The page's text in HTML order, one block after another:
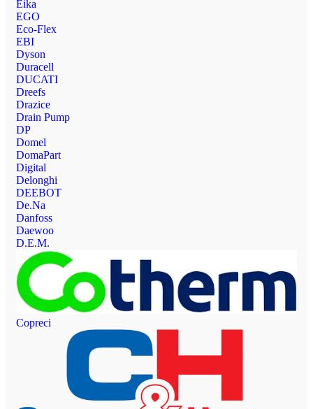
Eika
EGO
Eco-Flex
EBI
Dyson
Duracell
DUCATI
Dreefs
Drazice
Drain Pump
DP
Domel
DomaPart
Digital
Delonghi
DEEBOT
De.Na
Danfoss
Daewoo
D.E.M.
Copreci